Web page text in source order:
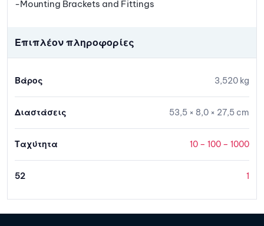
-Mounting Brackets and Fittings
Επιπλέον πληροφορίες
Βάρος 3,520 kg
Διαστάσεις 53,5 × 8,0 × 27,5 cm
Ταχύτητα 10 – 100 – 1000
52 1